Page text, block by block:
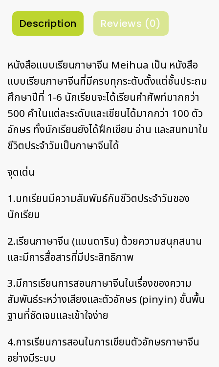
Description Reviews (0)
หนังสือแบบเรียนภาษาจีน Meihua เป็น หนังสือ
แบบเรียนภาษาจีนที่มีครบทุกระดับตั้งแต่ชั้นประถม
ศึกษาปีที่ 1-6 นักเรียนจะได้เรียนคำศัพท์มากกว่า
500 คำในแต่ละระดับและเขียนได้มากกว่า 100 ตัว
อักษร ทั้งนักเรียนยังได้ฝึกเขียน อ่าน และสนทนาใน
ชีวิตประจำวันเป็นภาษาจีนได้
จุดเด่น
1.บทเรียนมีความสัมพันธ์กับชีวิตประจำวันของ
นักเรียน
2.เรียนภาษาจีน (แมนดาริน) ด้วยความสนุกสนาน
และมีการสื่อสารที่มีประสิทธิภาพ
3.มีการเรียนการสอนภาษาจีนในเรื่องของความ
สัมพันธ์ระหว่างเสียงและตัวอักษร (pinyin) ขั้นพื้น
ฐานที่ชัดเจนและเข้าใจง่าย
4.การเรียนการสอนในการเขียนตัวอักษรภาษาจีน
อย่างมีระบบ